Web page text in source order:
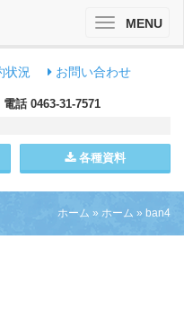
状況 お問い合わせ
電話 0463-31-7571
各種資料
ToggleMENU
ホーム » ホーム » ban4